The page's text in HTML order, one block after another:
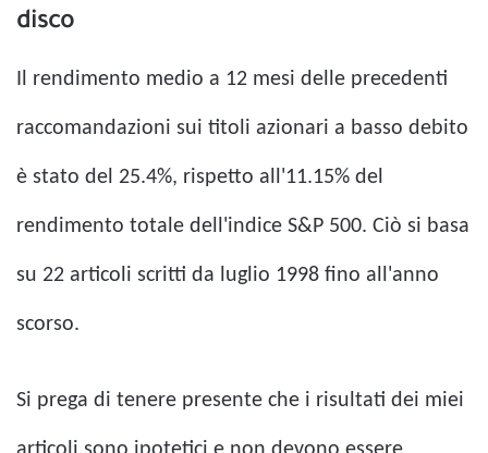
disco
Il rendimento medio a 12 mesi delle precedenti
raccomandazioni sui titoli azionari a basso debito
è stato del 25.4%, rispetto all'11.15% del
rendimento totale dell'indice S&P 500. Ciò si basa
su 22 articoli scritti da luglio 1998 fino all'anno
scorso.
Si prega di tenere presente che i risultati dei miei